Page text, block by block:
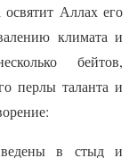
Аллах его
климата и
бейтов,
перлы таланта и
в стыд и